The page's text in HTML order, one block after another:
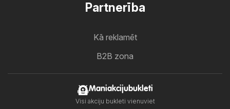
Partnerība
Kā reklamēt
B2B zona
Maniakcijubukleti
Visi akciju bukleti vienuviet